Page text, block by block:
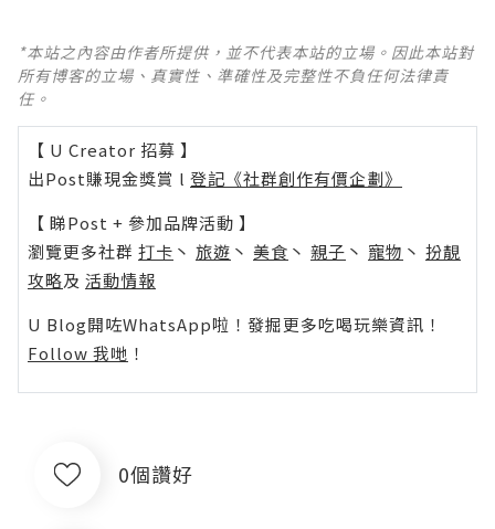
*本站之內容由作者所提供，並不代表本站的立場。因此本站對
所有博客的立場、真實性、準確性及完整性不負任何法律責
任。
【 U Creator 招募 】
出Post賺現金獎賞 l 登記《社群創作有價企劃》
【 睇Post + 參加品牌活動 】
瀏覽更多社群 打卡 丶 旅遊 丶 美食 丶 親子 丶 寵物 丶 扮靚
攻略及 活動情報
U Blog開咗WhatsApp啦！發掘更多吃喝玩樂資訊！
Follow 我哋 ！
0個讚好